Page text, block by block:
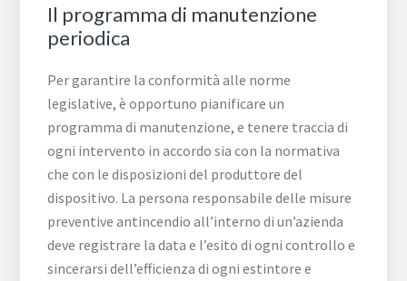
Il programma di manutenzione
periodica
Per garantire la conformità alle norme
legislative, è opportuno pianificare un
programma di manutenzione, e tenere traccia di
ogni intervento in accordo sia con la normativa
che con le disposizioni del produttore del
dispositivo. La persona responsabile delle misure
preventive antincendio all’interno di un’azienda
deve registrare la data e l’esito di ogni controllo e
sincerarsi dell’efficienza di ogni estintore e